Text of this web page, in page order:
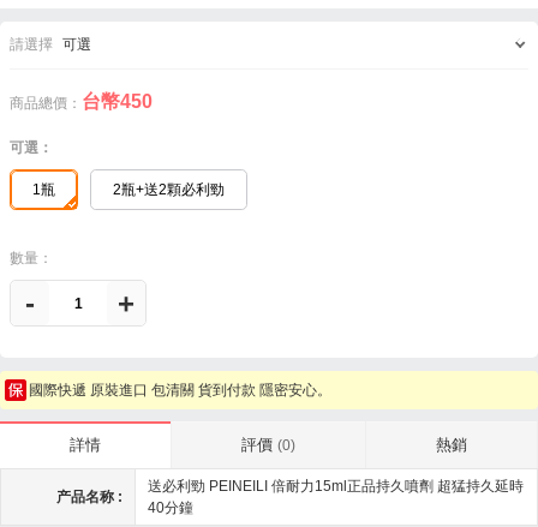
請選擇 可選
商品總價： 台幣450
可選：
1瓶 2瓶+送2顆必利勁
數量：
- +
國際快遞 原裝進口 包清關 貨到付款 隱密安心。
詳情 評價 (0) 熱銷
产品名称 :
送必利勁 PEINEILI 倍耐力15ml正品持久噴劑 超猛持久延時
40分鐘